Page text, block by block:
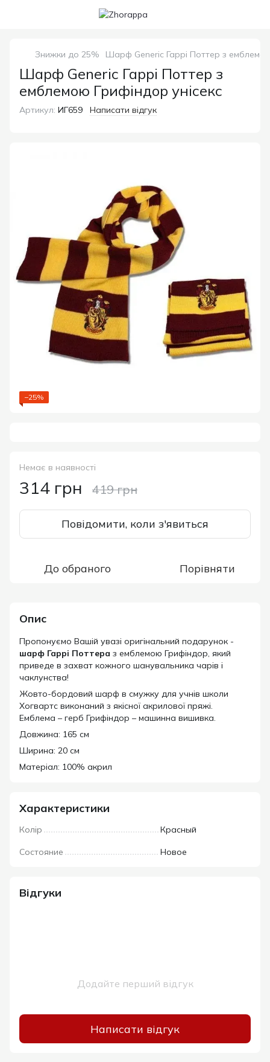
Знижки до 25% Шарф Generic Гаррі Поттер з емблемою
Шарф Generic Гаррі Поттер з
емблемою Грифіндор унісекс
Артикул: ИГ659 Написати відгук
−25%
Немає в наявності
314 грн 419 грн
Повідомити, коли з'явиться
До обраного Порівняти
Опис
Пропонуємо Вашій увазі оригінальний подарунок -
шарф Гаррі Поттера з емблемою Грифіндор, який
приведе в захват кожного шанувальника чарів і
чаклунства!
Жовто-бордовий шарф в смужку для учнів школи
Хогвартс виконаний з якісної акрилової пряжі.
Емблема – герб Грифіндор – машинна вишивка.
Довжина: 165 см
Ширина: 20 см
Матеріал: 100% акрил
Характеристики
Колір Красный
Состояние Новое
Відгуки
Додайте перший відгук
Написати відгук